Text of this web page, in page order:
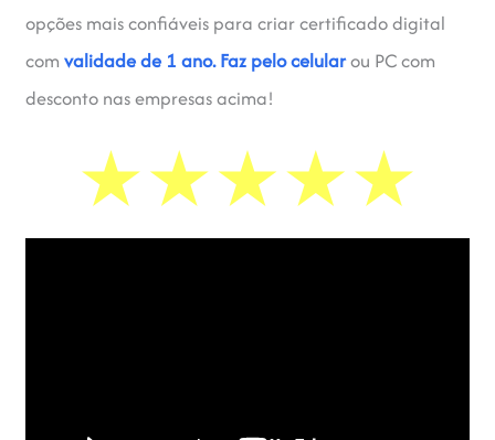
opções mais confiáveis para criar certificado digital
com validade de 1 ano. Faz pelo celularou PC com
desconto nas empresas acima!